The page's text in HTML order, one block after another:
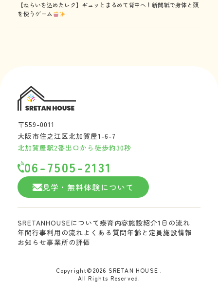
【ねらいを込めたレク】ギュッとまるめて背中へ！新聞紙で身体と頭
を使うゲーム
〒559-0011
大阪市住之江区北加賀屋1-6-7
北加賀屋駅2番出口から徒歩約30秒
06-7505-2131
見学・無料体験について
SRETANHOUSEについて療育内容施設紹介1日の流れ
年間行事利用の流れ よくある質問年齢と定員施設情報
お知らせ事業所の評価
Copyright©2026 SRETAN HOUSE .
All Rights Reserved.